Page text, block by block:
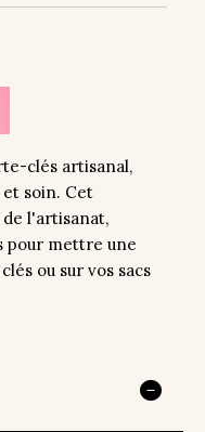
clés artisanal,
et soin. Cet
l'artisanat,
pour mettre une
ou sur vos sacs